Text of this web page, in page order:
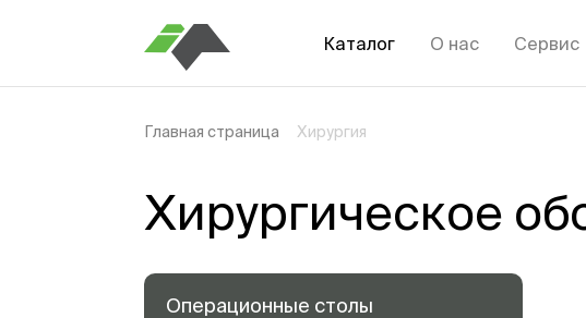
Каталог О нас Сервис
Главная страница Хирургия
Хирургическое
Операционные столы